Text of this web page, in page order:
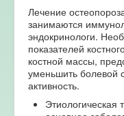
Лечение
занимаются
эндокринологи.
показателей
костной массы,
уменьшить болевой
активность.
Этиологическая